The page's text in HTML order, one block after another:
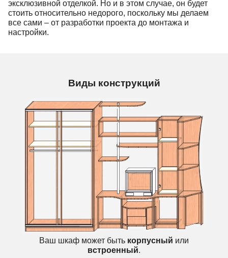
эксклюзивной отделкой. Но и в этом случае, он будет
стоить относительно недорого, поскольку мы делаем
все сами – от разработки проекта до монтажа и
настройки.
Виды конструкций
Ваш шкаф может быть корпусный или
встроенный.